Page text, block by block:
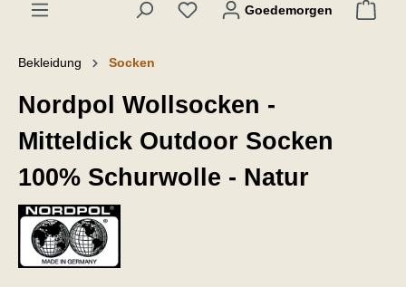
Goedemorgen
Bekleidung Socken
Nordpol Wollsocken -
Mitteldick Outdoor Socken
100% Schurwolle - Natur